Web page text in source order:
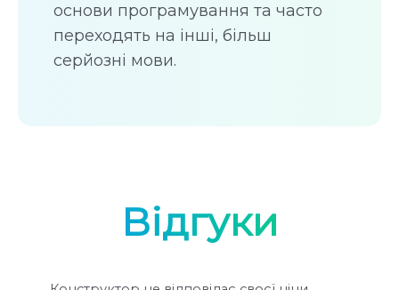
основи програмування та часто
переходять на інші, більш
серйозні мови.
Відгуки